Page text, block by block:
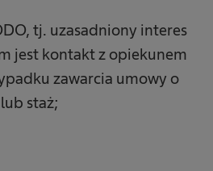
tj. uzasadniony interes
jest kontakt z opiekunem
zawarcia umowy o
staż;